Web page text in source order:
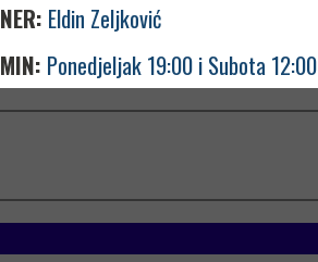
Eldin Zeljković
Ponedjeljak 19:00 i Subota 12:00